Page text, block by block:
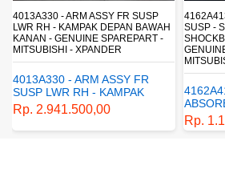
4013A330 - ARM ASSY FR SUSP
LWR RH - KAMPAK DEPAN BAWAH
KANAN - GENUINE SPAREPART -
MITSUBISHI - XPANDER
4013A330 - ARM ASSY FR
SUSP LWR RH - KAMPAK
DEPAN BAWAH KANAN -
GENUINE SPAREPART -
MITSUBISHI - XPANDER
Rp. 2.941.500,00
SUSP -
Rp.